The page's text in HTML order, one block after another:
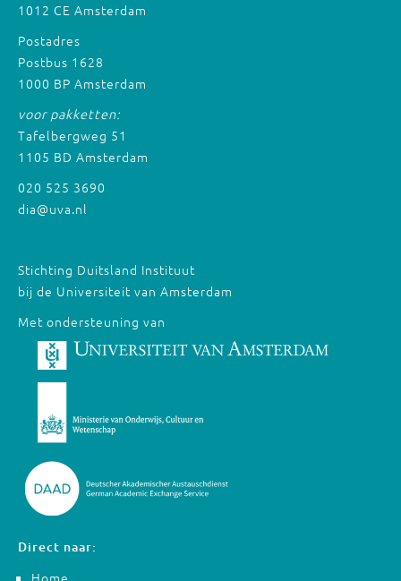
1012 CE Amsterdam
Postadres
Postbus 1628
1000 BP Amsterdam
voor pakketten:
Tafelbergweg 51
1105 BD Amsterdam
020 525 3690
dia@uva.nl
Stichting Duitsland Instituut
bij de Universiteit van Amsterdam
Met ondersteuning van
Direct naar:
Home